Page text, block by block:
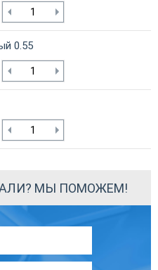
0.55
МЫ ПОМОЖЕМ!